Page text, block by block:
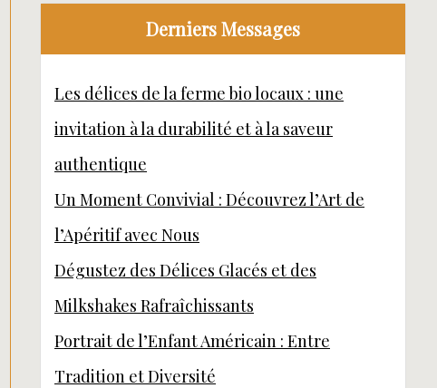
Derniers Messages
Les délices de la ferme bio locaux : une
invitation à la durabilité et à la saveur
authentique
Un Moment Convivial : Découvrez l’Art de
l’Apéritif avec Nous
Dégustez des Délices Glacés et des
Milkshakes Rafraîchissants
Portrait de l’Enfant Américain : Entre
Tradition et Diversité